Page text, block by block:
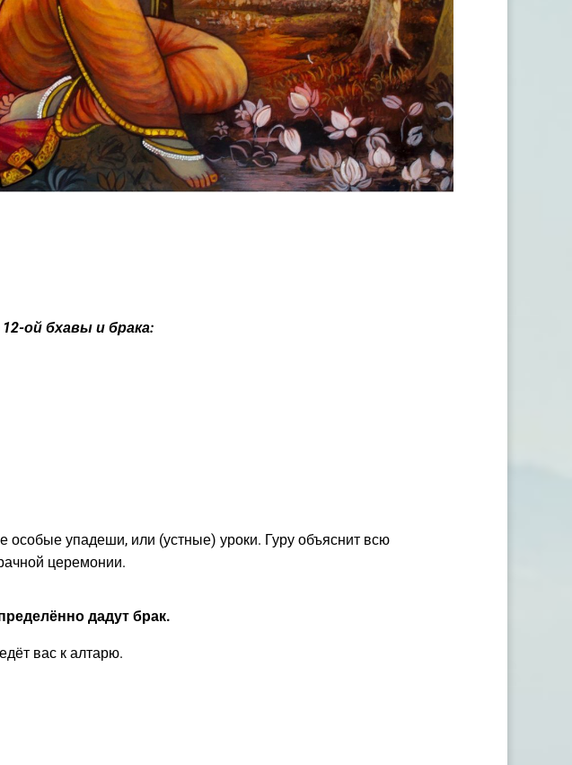
ой бхавы и брака:
упадеши, или (устные) уроки. Гуру объяснит всю
церемонии.
дадут брак.
вас к алтарю.